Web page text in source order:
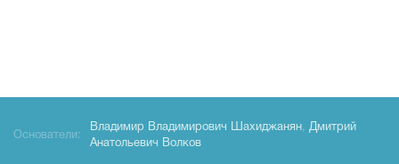
Основатели:
Владимир Владимирович Шахиджанян, Дмитрий
Анатольевич Волков